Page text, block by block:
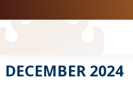
to
content
Tentang USAHID
DECEMBER 2024